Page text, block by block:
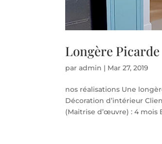
Longère Picarde
paradmin | Mar 27, 2019
nos réalisations Une
Décoration d’intérieur
(Maitrise d’œuvre) : 4 mois